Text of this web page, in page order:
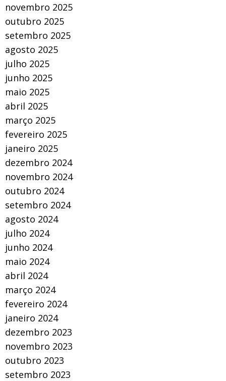
novembro 2025
outubro 2025
setembro 2025
agosto 2025
julho 2025
junho 2025
maio 2025
abril 2025
março 2025
fevereiro 2025
janeiro 2025
dezembro 2024
novembro 2024
outubro 2024
setembro 2024
agosto 2024
julho 2024
junho 2024
maio 2024
abril 2024
março 2024
fevereiro 2024
janeiro 2024
dezembro 2023
novembro 2023
outubro 2023
setembro 2023